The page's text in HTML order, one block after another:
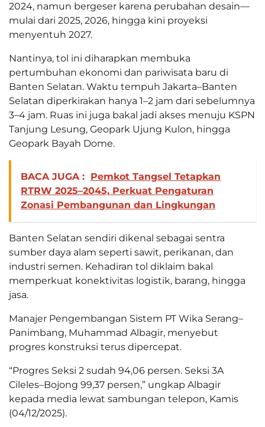
2024, namun bergeser karena perubahan desain—
mulai dari 2025, 2026, hingga kini proyeksi
menyentuh 2027.
Nantinya, tol ini diharapkan membuka
pertumbuhan ekonomi dan pariwisata baru di
Banten Selatan. Waktu tempuh Jakarta–Banten
Selatan diperkirakan hanya 1–2 jam dari sebelumnya
3–4 jam. Ruas ini juga bakal jadi akses menuju KSPN
Tanjung Lesung, Geopark Ujung Kulon, hingga
Geopark Bayah Dome.
BACA JUGA : Pemkot Tangsel Tetapkan
RTRW 2025–2045, Perkuat Pengaturan
Zonasi Pembangunan dan Lingkungan
Banten Selatan sendiri dikenal sebagai sentra
sumber daya alam seperti sawit, perikanan, dan
industri semen. Kehadiran tol diklaim bakal
memperkuat konektivitas logistik, barang, hingga
jasa.
Manajer Pengembangan Sistem PT Wika Serang–
Panimbang, Muhammad Albagir, menyebut
progres konstruksi terus dipercepat.
“Progres Seksi 2 sudah 94,06 persen. Seksi 3A
Cileles–Bojong 99,37 persen,” ungkap Albagir
kepada media lewat sambungan telepon, Kamis
(04/12/2025).